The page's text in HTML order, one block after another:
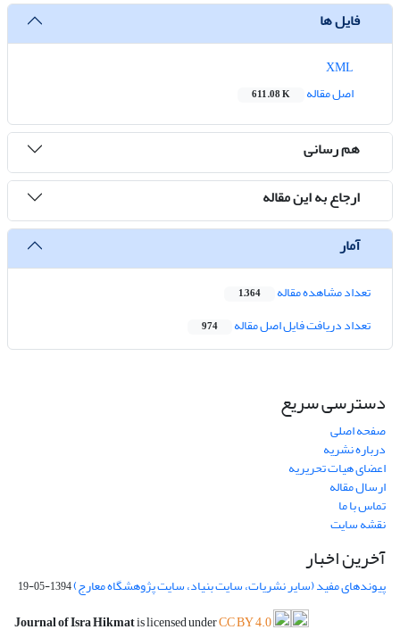
فایل ها
اصل مقاله
611.08 K
هم رسانی
ارجاع به این مقاله
آمار
تعداد مشاهده مقاله 1,364
تعداد دریافت فایل اصل مقاله 974
دسترسی سریع
صفحه اصلی
درباره نشریه
اعضای هیات تحریریه
ارسال مقاله
تماس با ما
نقشه سایت
آخرین اخبار
پیوندهای مفید (سایر نشریات، سایت بنیاد، سایت پژوهشگاه معارج)1394-05-19
Journal of Isra Hikmatis licensed underCC BY 4.0